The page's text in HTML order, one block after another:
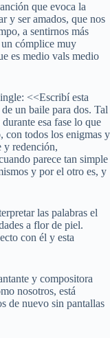
que evoca la
y ser amados, que nos
a sentirnos más
cómplice muy
es medio vals medio
<<Escribí esta
un baile para dos. Tal
esa fase lo que
con todos los enigmas y
y redención,
parece tan simple
y por el otro es, y
las palabras el
a flor de piel.
con él y esta
y compositora
nosotros, está
de nuevo sin pantallas